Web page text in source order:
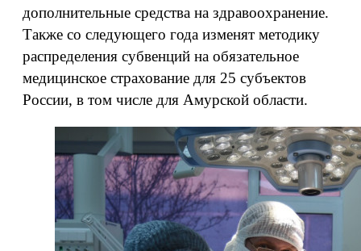
дополнительные средства на здравоохранение.
Также со следующего года изменят методику
распределения субвенций на обязательное
медицинское страхование для 25 субъектов
России, в том числе для Амурской области.